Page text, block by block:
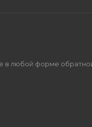
в любой форме